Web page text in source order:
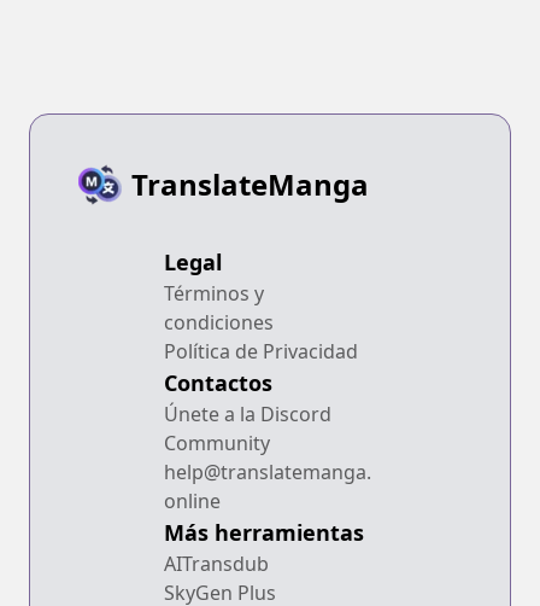
TranslateManga
Legal
Términos y
condiciones
Política de Privacidad
Contactos
Únete a la Discord
Community
help@translatemanga.
online
Más herramientas
AITransdub
SkyGen Plus